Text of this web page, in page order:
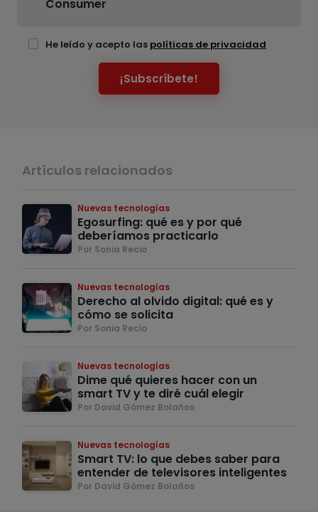
Consumer
He leído y acepto las políticas de privacidad
¡Subscríbete!
Artículos relacionados
Nuevas tecnologías
Egosurfing: qué es y por qué
deberíamos practicarlo
Por Sonia Recio
Nuevas tecnologías
Derecho al olvido digital: qué es y
cómo se solicita
Por Sonia Recio
Nuevas tecnologías
Dime qué quieres hacer con un
smart TV y te diré cuál elegir
Por David Gómez Bolaños
Nuevas tecnologías
Smart TV: lo que debes saber para
entender de televisores inteligentes
Por David Gómez Bolaños